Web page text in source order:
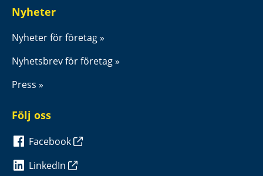
Nyheter
Nyheter för företag
Nyhetsbrev för företag
Press
Följ oss
Facebook
LinkedIn